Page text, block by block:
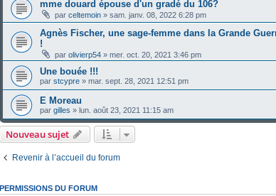
mme douard épouse d'un gradé du 106?
par celtemoin » sam. janv. 08, 2022 6:28 pm
Agnès Fischer, une sage-femme dans la Grande
!
par olivierp54 » mer. oct. 20, 2021 3:46 pm
Une bouée !!!
par stcypre » mar. sept. 28, 2021 12:51 pm
E Moreau
par gilles » lun. août 23, 2021 11:15 am
Nouveau sujet
Revenir à l’accueil du forum
PERMISSIONS DU FORUM